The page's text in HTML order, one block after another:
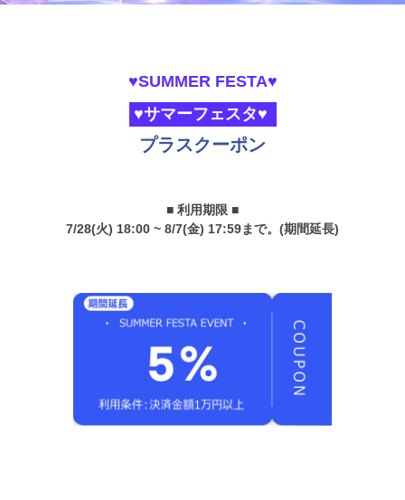
♥SUMMER FESTA♥
♥サマーフェスタ♥
プラスクーポン
■ 利用期限 ■
7/28(火) 18:00 ~ 8/7(金) 17:59まで。(期間延長)